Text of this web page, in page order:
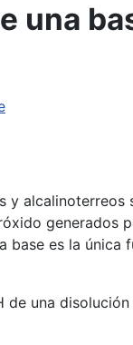
una
y
generados
base es la
una